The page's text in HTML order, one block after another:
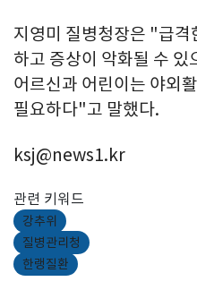
지영미 질병청장은 "급격
하고 증상이 악화될 수
어르신과 어린이는 야외
필요하다"고 말했다.
ksj@news1.kr
관련 키워드
강추위
질병관리청
한랭질환